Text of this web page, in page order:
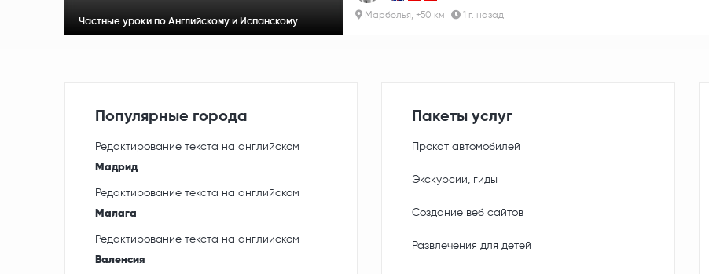
Частные уроки по Английскому и Испанскому
Марбелья, +50 км 1 г. назад
Популярные города
Редактирование текста на английском
Мадрид
Редактирование текста на английском
Малага
Редактирование текста на английском
Валенсия
Пакеты услуг
Прокат автомобилей
Экскурсии, гиды
Создание веб сайтов
Развлечения для детей